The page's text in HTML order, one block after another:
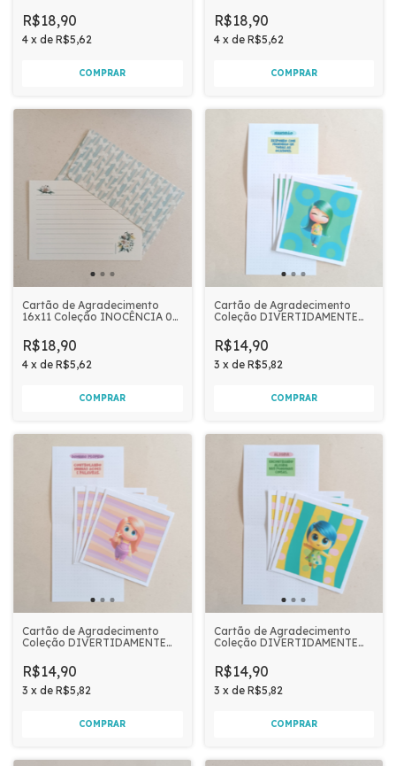
R$18,90
4 x de R$5,62
R$18,90
4 x de R$5,62
Cartão de Agradecimento
16x11 Coleção INOCÊNCIA 05
R$18,90
4 x de R$5,62
Cartão de Agradecimento
Coleção DIVERTIDAMENTE
DO ESPÍRITO MANSIDÃO
R$14,90
3 x de R$5,82
Cartão de Agradecimento
Coleção DIVERTIDAMENTE
DO ESPÍRITO DOMÍNIO
PRÓPRIO
R$14,90
3 x de R$5,82
Cartão de Agradecimento
Coleção DIVERTIDAMENTE
DO ESPÍRITO ALEGRIA
R$14,90
3 x de R$5,82